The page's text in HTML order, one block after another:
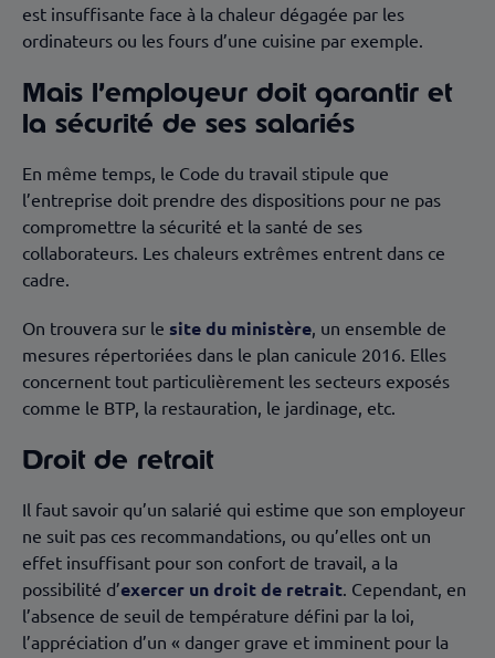
est insuffisante face à la chaleur dégagée par les
ordinateurs ou les fours d’une cuisine par exemple.
Mais l’employeur doit garantir et
la sécurité de ses salariés
En même temps, le Code du travail stipule que
l’entreprise doit prendre des dispositions pour ne pas
compromettre la sécurité et la santé de ses
collaborateurs. Les chaleurs extrêmes entrent dans ce
cadre.
On trouvera sur le site du ministère, un ensemble de
mesures répertoriées dans le plan canicule 2016. Elles
concernent tout particulièrement les secteurs exposés
comme le BTP, la restauration, le jardinage, etc.
Droit de retrait
Il faut savoir qu’un salarié qui estime que son employeur
ne suit pas ces recommandations, ou qu’elles ont un
effet insuffisant pour son confort de travail, a la
possibilité d’exercer un droit de retrait. Cependant, en
l’absence de seuil de température défini par la loi,
l’appréciation d’un « danger grave et imminent pour la